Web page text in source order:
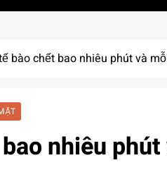
bào chết bao nhiêu phút và
nhiêu